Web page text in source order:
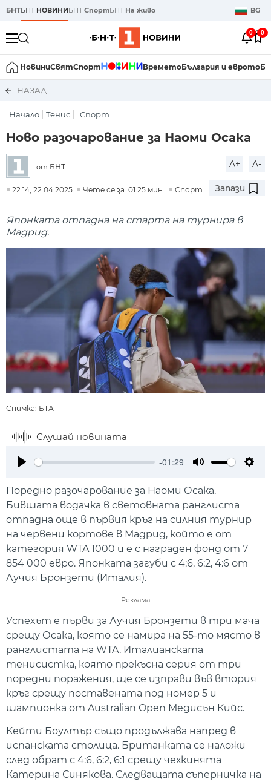
БНТБНТ НОВИНИБНТСпортБНТ На живо BG
0 0
НовиниСвятСпорт ВреметоБългария и еврото
НАЗАД
Начало Тенис Спорт
Ново разочарование за Наоми Осака
от БНТ A+ A-
22:14, 22.04.2025 Чете се за: 01:25 мин. Спорт Запази
Японката отпадна на старта на турнира в
Мадрид.
Снимка: БТА
Слушай новината
-01:29
Поредно разочарование за Наоми Осака.
Бившата водачка в световната ранглиста
отпадна още в първия кръг на силния турнир
на червени кортове в Мадрид, който е от
категория WTA 1000 и е с награден фонд от 7
854 000 евро. Японката загуби с 4:6, 6:2, 4:6 от
Лучия Бронзети (Италия).
Реклама
Успехът е първи за Лучия Бронзети в три мача
срещу Осака, която се намира на 55-то място в
ранглистата на WTA. Италианската
тенисистка, която прекъсна серия от три
поредни поражения, ще се изправи във втория
кръг срещу поставената под номер 5 и
шампионка от Australian Open Медисън Кийс.
Кейти Боултър също продължава напред в
испанската столица. Британката се наложи
след обрат с 4:6, 6:2, 6:1 срещу чехкинята
Катерина Синякова. Следващата съперничка на